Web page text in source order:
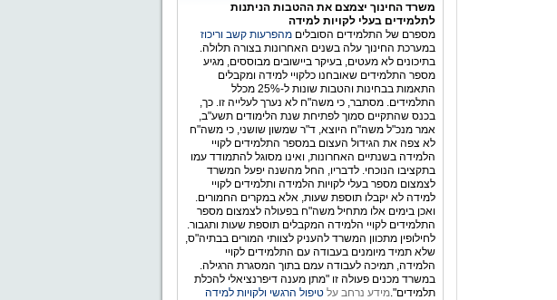
משרד החינוך יצמצם את ההטבות הניתנות
לתלמידים בעלי לקויות למידה
מספרם של התלמידים הסובלים מהפרעות קשב וריכוז
במערכת החינוך עלה בשנים האחרונות בצורה תלולה.
בתיכונים לא מעטים, בעיקר ביישובים מבוססים, מגיע
מספר התלמידים שאובחנו כלקויי למידה ומקבלים
התאמות בבחינות והטבות שונות ל-25% מכלל
התלמידים. מסתבר, כי משה"ח לא נערך לעלייה זו. כך,
בכנס שהתקיים סמוך לפתיחת שנת הלימודים תשע"ב,
אמר מנכ"ל משה"ח היוצא, ד"ר שמשון שושני, כי משה"ח
לא צפה את הגידול העצום במספר התלמידים לקויי
הלמידה בשנתיים האחרונות, ואינו מסוגל להתמודד עמו
בתקציבו הנוכחי. לדבריו, החל מהשנה יפעל המשרד
לצמצום מספר בעלי לקויות הלמידה ותלמידים לקויי
למידה לא יקבלו תוספת שעות, אלא במקרים החמורים.
ואכן בימים אלו מתחיל משה"ח בפעולה לצמצום מספר
התלמידים לקויי הלמידה המקבלים תוספת שעות ותגבור.
לחילופין מתכוון המשרד להעניק לצוותי המורים בבתיה"ס,
שלא תמיד מיומנים בעבודה עם התלמידים לקויי
הלמידה, תמיכה לעבודה עמם בתוך המסגרת הרגילה.
במשרד מכנים פעולה זו "מתן מענה דיפרנציאלי להכלת
תלמידים".מידע נרחב עלטיפול הרגשי ולקויות למידה